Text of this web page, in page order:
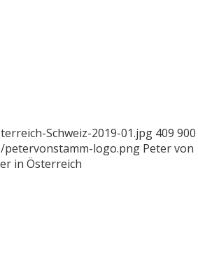
Schweiz-2019-01.jpg 409 900
logo.png Peter von
in Österreich